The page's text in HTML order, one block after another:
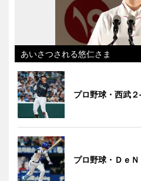
あいさつされる悠仁さま
プロ野球・西武
プロ野球・Ｄｅ